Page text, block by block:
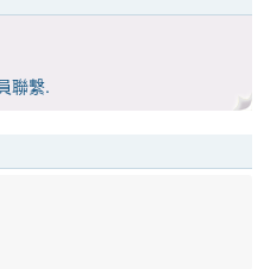
聯繫.